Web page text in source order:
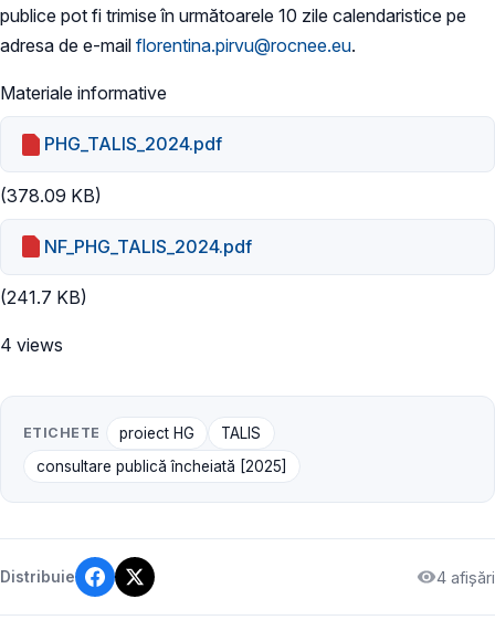
publice pot fi trimise în următoarele 10 zile calendaristice pe
adresa de e-mail florentina.pirvu@rocnee.eu.
Materiale informative
PHG_TALIS_2024.pdf
(378.09 KB)
NF_PHG_TALIS_2024.pdf
(241.7 KB)
4 views
ETICHETE proiect HG
TALIS
consultare publică încheiată [2025]
Distribuie 4 afișări